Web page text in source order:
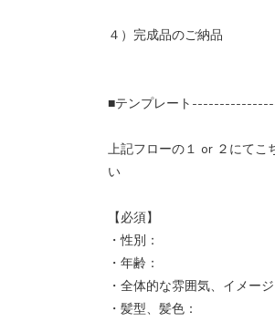
４）完成品のご納品
■テンプレート
上記フローの１ or ２にてこ
い
【必須】
・性別：
・年齢：
・全体的な雰囲気、イメージ
・髪型、髪色：